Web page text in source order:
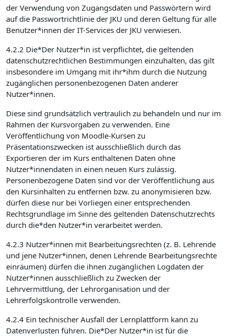
der Verwendung von Zugangsdaten und Passwörtern wird
auf die Passwortrichtlinie der JKU und deren Geltung für alle
Benutzer*innen der IT-Services der JKU verwiesen.
4.2.2 Die*Der Nutzer*in ist verpflichtet, die geltenden
datenschutzrechtlichen Bestimmungen einzuhalten, das gilt
insbesondere im Umgang mit ihr*ihm durch die Nutzung
zugänglichen personenbezogenen Daten anderer
Nutzer*innen.
Diese sind grundsätzlich vertraulich zu behandeln und nur im
Rahmen der Kursvorgaben zu verwenden. Eine
Veröffentlichung von Moodle-Kursen zu
Präsentationszwecken ist ausschließlich durch das
Exportieren der im Kurs enthaltenen Daten ohne
Nutzer*innendaten in einen neuen Kurs zulässig.
Personenbezogene Daten sind vor der Veröffentlichung aus
den Kursinhalten zu entfernen bzw. zu anonymisieren bzw.
dürfen diese nur bei Vorliegen einer entsprechenden
Rechtsgrundlage im Sinne des geltenden Datenschutzrechts
durch die*den Nutzer*in verarbeitet werden.
4.2.3 Nutzer*innen mit Bearbeitungsrechten (z. B. Lehrende
und jene Nutzer*innen, denen Lehrende Bearbeitungsrechte
einräumen) dürfen die ihnen zugänglichen Logdaten der
Nutzer*innen ausschließlich zu Zwecken der
Lehrvermittlung, der Lehrorganisation und der
Lehrerfolgskontrolle verwenden.
4.2.4 Ein technischer Ausfall der Lernplattform kann zu
Datenverlusten führen. Die*Der Nutzer*in ist für die